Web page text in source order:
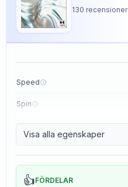
130 recensioner
Speed
Spin
Visa alla egenskaper
👍FÖRDELAR